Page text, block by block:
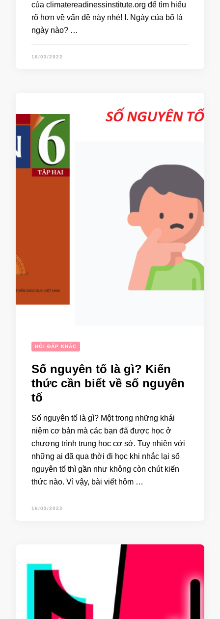
của climatereadinessinstitute.org để tìm hiểu
rõ hơn về vấn đề này nhé! I. Ngày của bố là
ngày nào? …
16/03/2022
HỎI ĐÁP KHÁC
Số nguyên tố là gì? Kiến
thức cần biết về số nguyên
tố
Số nguyên tố là gì? Một trong những khái
niệm cơ bản mà các bạn đã được học ở
chương trình trung học cơ sở. Tuy nhiên với
những ai đã qua thời đi học khi nhắc lại số
nguyên tố thì gần như không còn chút kiến
thức nào. Vì vậy, bài viết hôm …
16/03/2022